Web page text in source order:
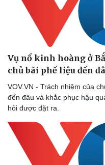
Vụ nổ kinh hoàng ở
chủ bãi phế liệu đến
VOV.VN - Trách nhiệm của
đến đâu và khắc phục hậu
hỏi được đặt ra.